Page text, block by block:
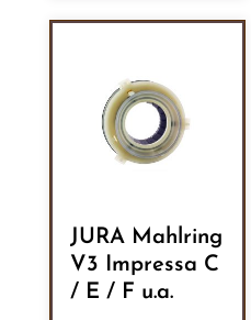
JURA Mahlring
V3 Impressa C
/ E / F u.a.